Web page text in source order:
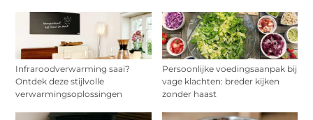
Infraroodverwarming saai?
Ontdek deze stijlvolle
verwarmingsoplossingen
Persoonlijke voedingsaanpak bij
vage klachten: breder kijken
zonder haast